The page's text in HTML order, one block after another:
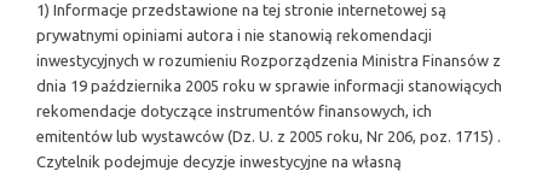
1) Informacje przedstawione na tej stronie internetowej są
prywatnymi opiniami autora i nie stanowią rekomendacji
inwestycyjnych w rozumieniu Rozporządzenia Ministra Finansów z
dnia 19 października 2005 roku w sprawie informacji stanowiących
rekomendacje dotyczące instrumentów finansowych, ich
emitentów lub wystawców (Dz. U. z 2005 roku, Nr 206, poz. 1715) .
Czytelnik podejmuje decyzje inwestycyjne na własną